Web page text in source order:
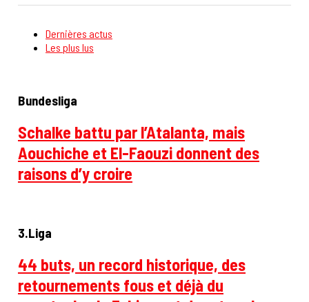
Dernières actus
Les plus lus
Bundesliga
Schalke battu par l’Atalanta, mais
Aouchiche et El-Faouzi donnent des
raisons d’y croire
3.Liga
44 buts, un record historique, des
retournements fous et déjà du